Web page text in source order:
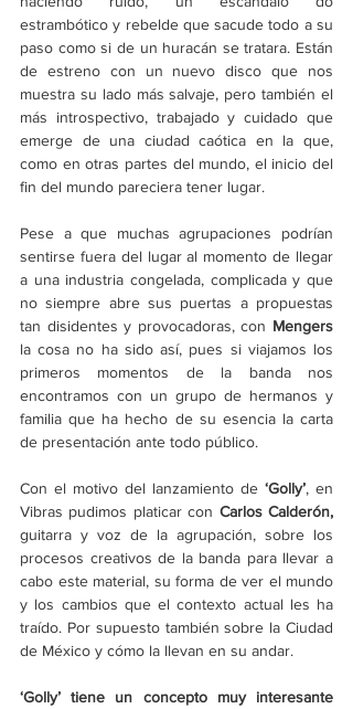
estrambótico y rebelde que sacude todo a su
paso como si de un huracán se tratara. Están
de estreno con un nuevo disco que nos
muestra su lado más salvaje, pero también el
más introspectivo, trabajado y cuidado que
emerge de una ciudad caótica en la que,
como en otras partes del mundo, el inicio del
fin del mundo pareciera tener lugar.
Pese a que muchas agrupaciones podrían
sentirse fuera del lugar al momento de llegar
a una industria congelada, complicada y que
no siempre abre sus puertas a propuestas
tan disidentes y provocadoras, con
la cosa no ha sido así, pues si viajamos los
primeros momentos de la banda nos
encontramos con un grupo de hermanos y
familia que ha hecho de su esencia la carta
de presentación ante todo público.
Con el motivo del lanzamiento de ‘Golly’, en
Vibras pudimos platicar con Carlos Calderón,
guitarra y voz de la agrupación, sobre los
procesos creativos de la banda para llevar a
cabo este material, su forma de ver el mundo
y los cambios que el contexto actual les ha
traído. Por supuesto también sobre la Ciudad
de México y cómo la llevan en su andar.
‘Golly’ tiene un concepto muy interesante